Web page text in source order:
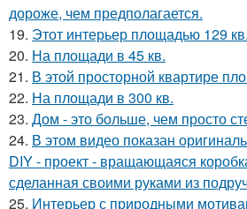
дороже, чем предполагается.
19. Этот интерьер площадью 129 кв.
20. На площади в 45 кв.
21. В этой просторной квартире
22. На площади в 300 кв.
23. Дом - это больше, чем просто
24. В этом видео показан
DIY - проект - вращающаяся
сделанная своими руками из
25. Интерьер с природными